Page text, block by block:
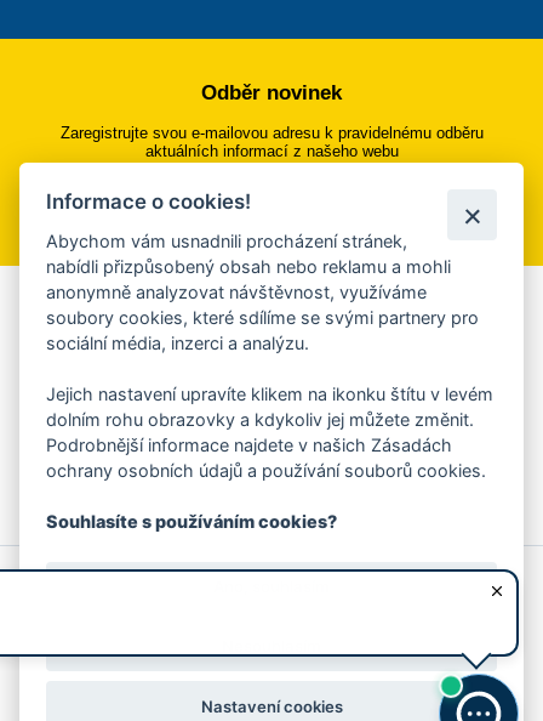
Odběr novinek
Zaregistrujte svou e-mailovou adresu k pravidelnému odběru
aktuálních informací z našeho webu
Přihlásit se k odběru
Aplikace Mobilní rozhlas
Chcete dostávat do svého mobilu či mailu upozornění na
ankety, pozvánky na kulturní a sportovní akce?
Více informací o aplikaci
© 2026 Magistrát města Zlína
Prohlášení o používání cookies
Informace o cookies!
Abychom vám usnadnili procházení stránek,
nabídli přizpůsobený obsah nebo reklamu a mohli
anonymně analyzovat návštěvnost, využíváme
soubory cookies, které sdílíme se svými partnery pro
sociální média, inzerci a analýzu.
Jejich nastavení upravíte klikem na ikonku štítu v levém
dolním rohu obrazovky a kdykoliv jej můžete změnit.
Podrobnější informace najdete v našich Zásadách
ochrany osobních údajů a používání souborů cookies.
Souhlasíte s používáním cookies?
Nastavení cookies